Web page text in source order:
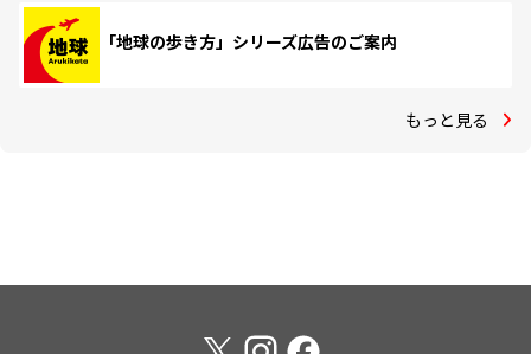
「地球の歩き方」シリーズ広告のご案内
もっと見る